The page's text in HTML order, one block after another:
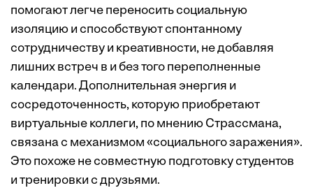
помогают легче переносить социальную
изоляцию и способствуют спонтанному
сотрудничеству и креативности, не добавляя
лишних встреч в и без того переполненные
календари. Дополнительная энергия и
сосредоточенность, которую приобретают
виртуальные коллеги, по мнению Страссмана,
связана с механизмом «социального заражения».
Это похоже не совместную подготовку студентов
и тренировки с друзьями.